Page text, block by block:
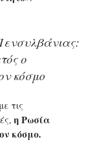
ο
κόσμο
τις
η Ρωσία
κόσμο.